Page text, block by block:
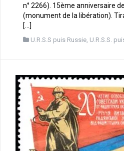
n° 2266). 15ème anniversaire
(monument de la libération).
[…]
U.R.S.S puis Russie, U.R.S.S.